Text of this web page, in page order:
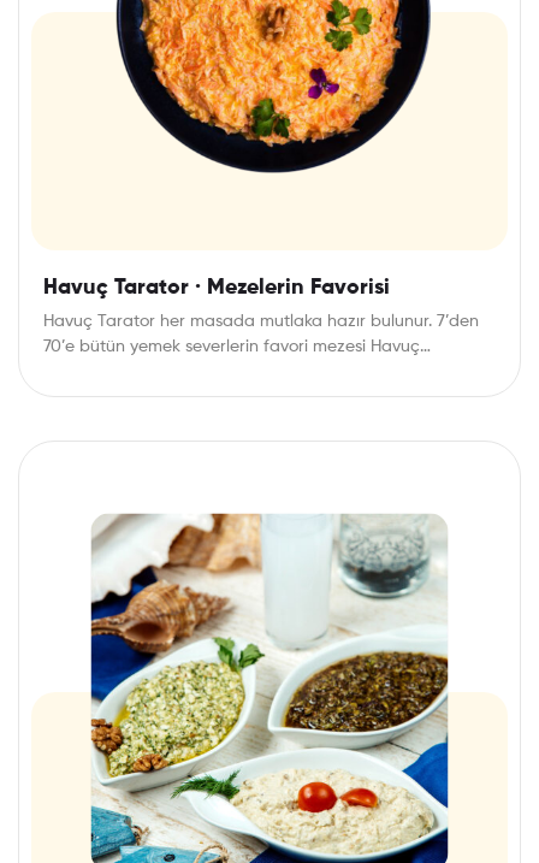
Havuç Tarator · Mezelerin Favorisi
Havuç Tarator her masada mutlaka hazır bulunur. 7’den
70’e bütün yemek severlerin favori mezesi Havuç…